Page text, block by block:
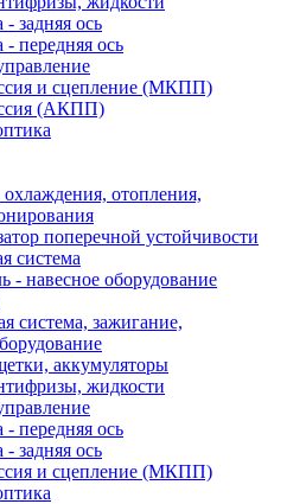
задняя ось
- передняя ось
и сцепление (МКПП)
(АКПП)
отопления,
поперечной устойчивости
система
- навесное оборудование
система, зажигание,
аккумуляторы
жидкости
- передняя ось
задняя ось
и сцепление (МКПП)